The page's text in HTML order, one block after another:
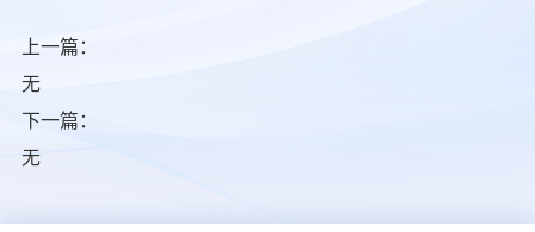
上一篇：
无
下一篇：
无